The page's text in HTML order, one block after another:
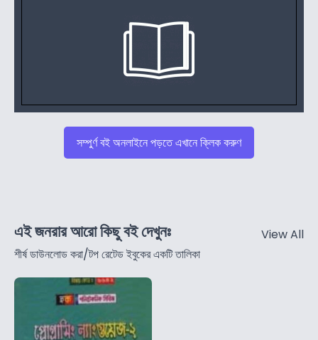
সম্পুর্ণ বই অনলাইনে পড়তে এখানে ক্লিক করুণ
এই জনরার আরো কিছু বই দেখুনঃ
শীর্ষ ডাউনলোড করা/টপ রেটেড ইবুকের একটি তালিকা
View All